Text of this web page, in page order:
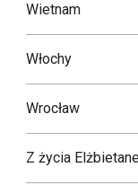
Wietnam
Włochy
Wrocław
Z życia